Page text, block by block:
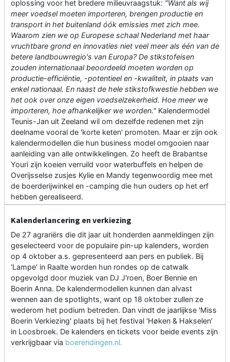
oplossing voor het bredere milieuvraagstuk: "Want als wij
meer voedsel moeten importeren, brengen productie en
transport in het buitenland óók emissies met zich mee.
Waarom zien we op Europese schaal Nederland met haar
vruchtbare grond en innovaties niet veel meer als één van de
betere landbouwregio's van Europa? De stikstofeisen
zouden internationaal beoordeeld moeten worden op
productie-efficiëntie, -potentieel en -kwaliteit, in plaats van
enkel nationaal. En naast de hele stikstofkwestie hebben we
het ook over onze eigen voedselzekerheid. Hoe meer we
importeren, hoe afhankelijker we worden." Kalendermodel
Teunis-Jan uit Zeeland wil om dezelfde redenen met zijn
deelname vooral de 'korte keten' promoten. Maar er zijn ook
kalendermodellen die hun business model omgooien naar
aanleiding van alle ontwikkelingen. Zo heeft de Brabantse
Youri zijn koeien verruild voor waterbuffels en helpen de
Overijsselse zusjes Kylie en Mandy tegenwoordig mee met
de boerderijwinkel en -camping die hun ouders op het erf
hebben gerealiseerd.
Kalenderlancering en verkiezing
De 27 agrariërs die dit jaar uit honderden aanmeldingen zijn
geselecteerd voor de populaire pin-up kalenders, worden
op 4 oktober a.s. gepresenteerd aan pers en publiek. Bij
'Lampe' in Raalte worden hun rondes op de catwalk
opgevolgd door muziek van DJ J'roen, Boer Bennie en
Boerin Anna. De kalendermodellen kunnen dan alvast
wennen aan de spotlights, want op 18 oktober zullen ze
wederom het podium betreden. Dan vindt de jaarlijkse 'Miss
Boerin Verkiezing' plaats bij het festival 'Høken & Hakselen'
in Loosbroek. De kalenders en tickets voor beide events zijn
verkrijgbaar via boerendingen.nl.